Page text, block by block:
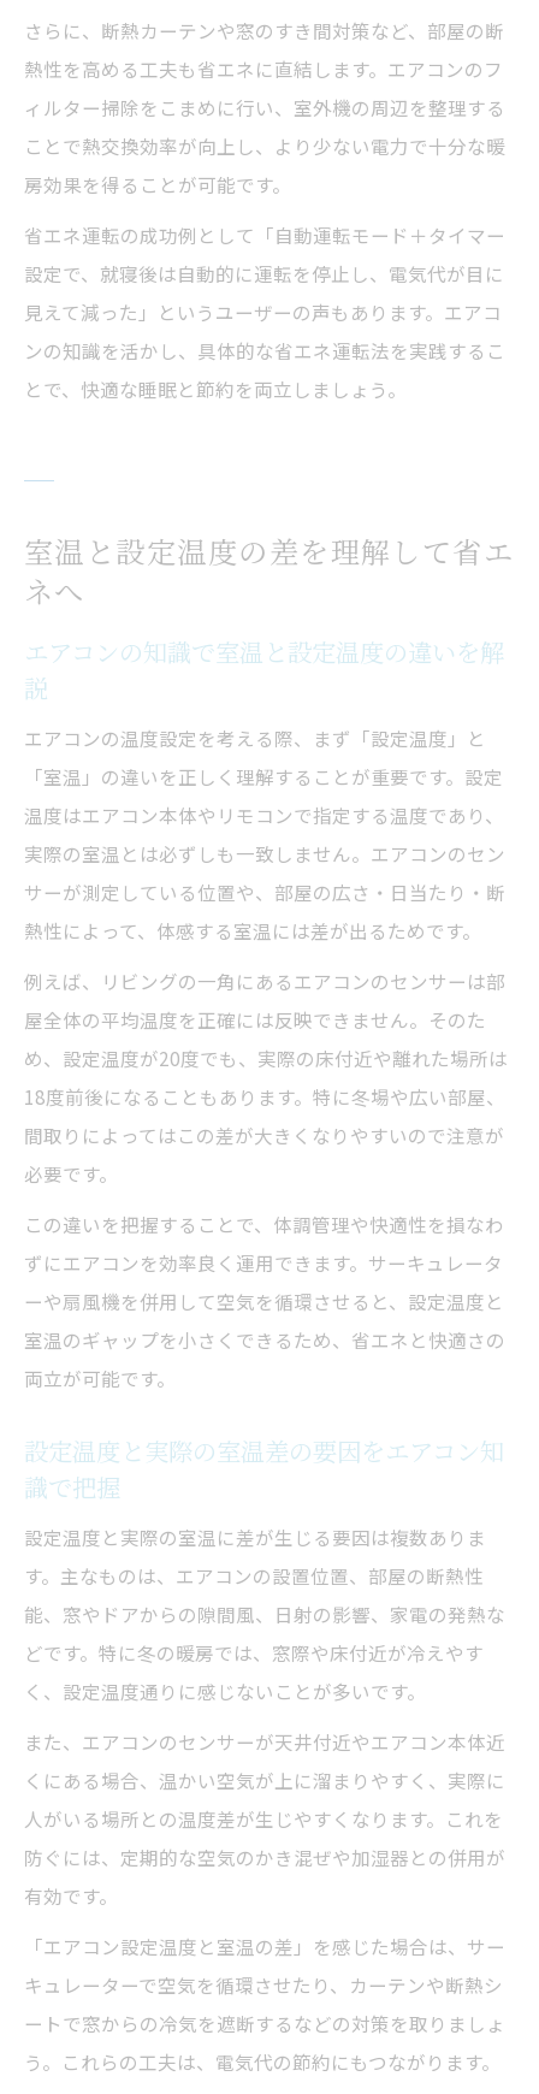
さらに、断熱カーテンや窓のすき間対策など、部屋の断
熱性を高める工夫も省エネに直結します。エアコンのフ
ィルター掃除をこまめに行い、室外機の周辺を整理する
ことで熱交換効率が向上し、より少ない電力で十分な暖
房効果を得ることが可能です。
省エネ運転の成功例として「自動運転モード＋タイマー
設定で、就寝後は自動的に運転を停止し、電気代が目に
見えて減った」というユーザーの声もあります。エアコ
ンの知識を活かし、具体的な省エネ運転法を実践するこ
とで、快適な睡眠と節約を両立しましょう。
室温と設定温度の差を理解して省エ
ネへ
エアコンの知識で室温と設定温度の違いを解
説
エアコンの温度設定を考える際、まず「設定温度」と
「室温」の違いを正しく理解することが重要です。設定
温度はエアコン本体やリモコンで指定する温度であり、
実際の室温とは必ずしも一致しません。エアコンのセン
サーが測定している位置や、部屋の広さ・日当たり・断
熱性によって、体感する室温には差が出るためです。
例えば、リビングの一角にあるエアコンのセンサーは部
屋全体の平均温度を正確には反映できません。そのた
め、設定温度が20度でも、実際の床付近や離れた場所は
18度前後になることもあります。特に冬場や広い部屋、
間取りによってはこの差が大きくなりやすいので注意が
必要です。
この違いを把握することで、体調管理や快適性を損なわ
ずにエアコンを効率良く運用できます。サーキュレータ
ーや扇風機を併用して空気を循環させると、設定温度と
室温のギャップを小さくできるため、省エネと快適さの
両立が可能です。
設定温度と実際の室温差の要因をエアコン知
識で把握
設定温度と実際の室温に差が生じる要因は複数ありま
す。主なものは、エアコンの設置位置、部屋の断熱性
能、窓やドアからの隙間風、日射の影響、家電の発熱な
どです。特に冬の暖房では、窓際や床付近が冷えやす
く、設定温度通りに感じないことが多いです。
また、エアコンのセンサーが天井付近やエアコン本体近
くにある場合、温かい空気が上に溜まりやすく、実際に
人がいる場所との温度差が生じやすくなります。これを
防ぐには、定期的な空気のかき混ぜや加湿器との併用が
有効です。
「エアコン設定温度と室温の差」を感じた場合は、サー
キュレーターで空気を循環させたり、カーテンや断熱シ
ートで窓からの冷気を遮断するなどの対策を取りましょ
う。これらの工夫は、電気代の節約にもつながります。